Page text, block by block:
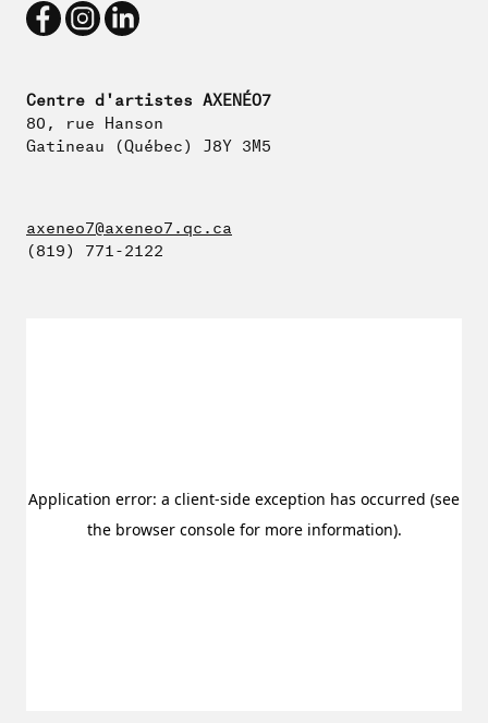
Centre d'artistes AXENÉO7
80, rue Hanson
Gatineau (Québec) J8Y 3M5
axeneo7@axeneo7.qc.ca
(819) 771-2122